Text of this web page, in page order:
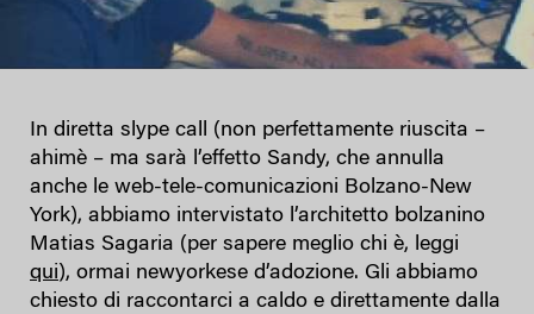
In diretta slype call (non perfettamente riuscita –
ahimè – ma sarà l’effetto Sandy, che annulla
anche le web-tele-comunicazioni Bolzano-New
York), abbiamo intervistato l’architetto bolzanino
Matias Sagaria (per sapere meglio chi è, leggi
qui), ormai newyorkese d’adozione. Gli abbiamo
chiesto di raccontarci a caldo e direttamente dalla